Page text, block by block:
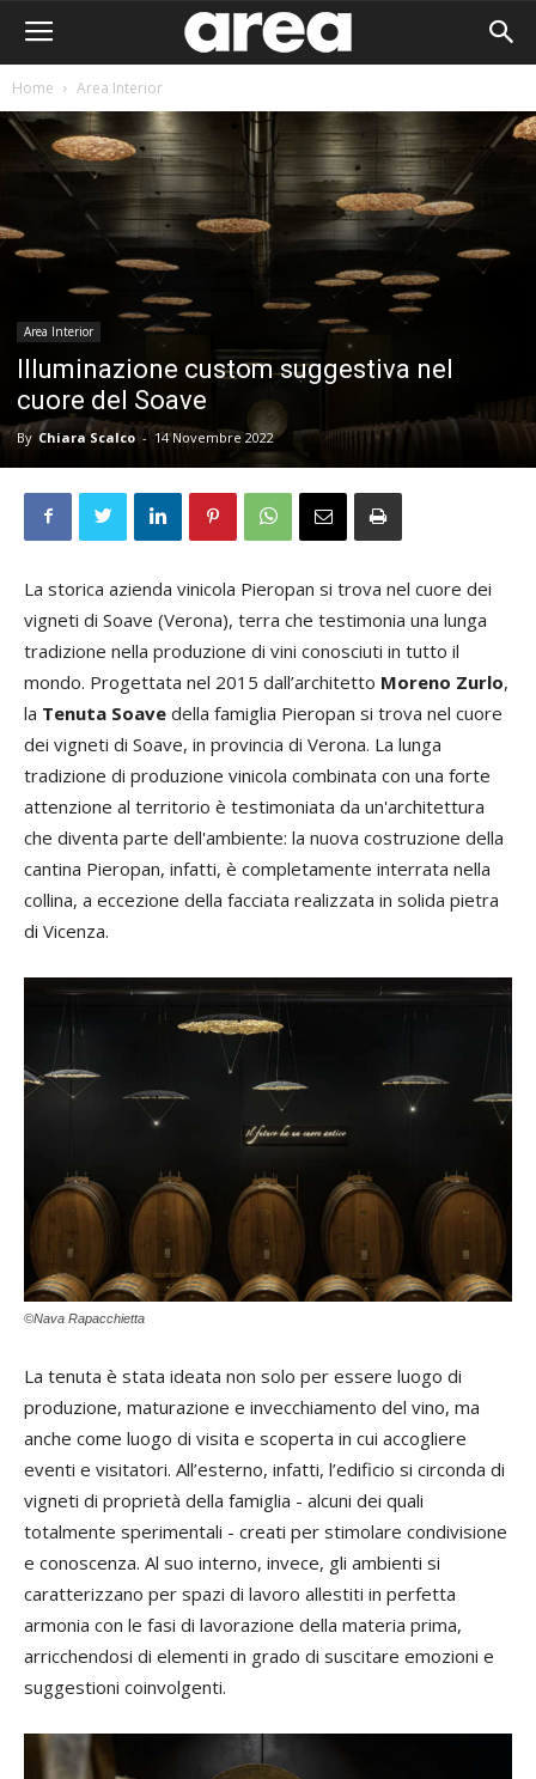
Home Area Interior
Area Interior
Illuminazione custom suggestiva nel
cuore del Soave
By Chiara Scalco - 14 Novembre 2022
La storica azienda vinicola Pieropan si trova nel cuore dei
vigneti di Soave (Verona), terra che testimonia una lunga
tradizione nella produzione di vini conosciuti in tutto il
mondo. Progettata nel 2015 dall’architetto Moreno Zurlo,
la Tenuta Soave della famiglia Pieropan si trova nel cuore
dei vigneti di Soave, in provincia di Verona. La lunga
tradizione di produzione vinicola combinata con una forte
attenzione al territorio è testimoniata da un'architettura
che diventa parte dell'ambiente: la nuova costruzione della
cantina Pieropan, infatti, è completamente interrata nella
collina, a eccezione della facciata realizzata in solida pietra
di Vicenza.
©Nava Rapacchietta
La tenuta è stata ideata non solo per essere luogo di
produzione, maturazione e invecchiamento del vino, ma
anche come luogo di visita e scoperta in cui accogliere
eventi e visitatori. All’esterno, infatti, l’edificio si circonda di
vigneti di proprietà della famiglia - alcuni dei quali
totalmente sperimentali - creati per stimolare condivisione
e conoscenza. Al suo interno, invece, gli ambienti si
caratterizzano per spazi di lavoro allestiti in perfetta
armonia con le fasi di lavorazione della materia prima,
arricchendosi di elementi in grado di suscitare emozioni e
suggestioni coinvolgenti.